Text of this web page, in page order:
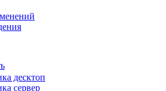
десктоп
сервер